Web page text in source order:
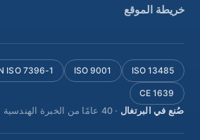
خريطة الموقع
ISO 13485
ISO 9001
EN ISO 7396-1
CE 1639
صُنع في البرتغال· 40 عامًا من الخبرة الهندسية · أكثر من 80 دولة